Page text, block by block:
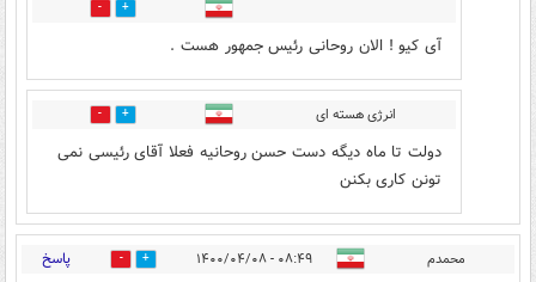
0
آی کیو ! الان روحانی رئیس جمهور هست .
انرژی هسته ای 2
دولت تا ماه دیگه دست حسن روحانیه فعلا آقای رئیسی نمی
تونن کاری بکنن
محمدم ۰۸:۴۹ - ۱۴۰۰/۰۴/۰۸ 0 پاسخ